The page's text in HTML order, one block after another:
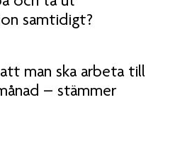
samtidigt?
man ska arbeta till
– stämmer